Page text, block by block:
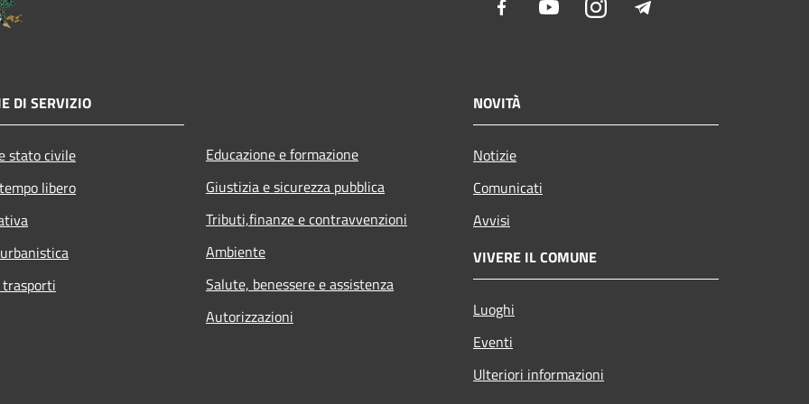
Facebook YoutubeInstagram
DI SERVIZIO
stato civile
libero
Educazione e formazione
Giustizia e sicurezza pubblica
Tributi,finanze e contravvenzioni
Ambiente
Salute, benessere e assistenza
Autorizzazioni
NOVITÀ
Notizie
Comunicati
Avvisi
VIVERE IL COMUNE
Luoghi
Eventi
Ulteriori informazioni